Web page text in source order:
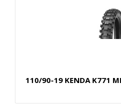
110/90-19 KENDA K771